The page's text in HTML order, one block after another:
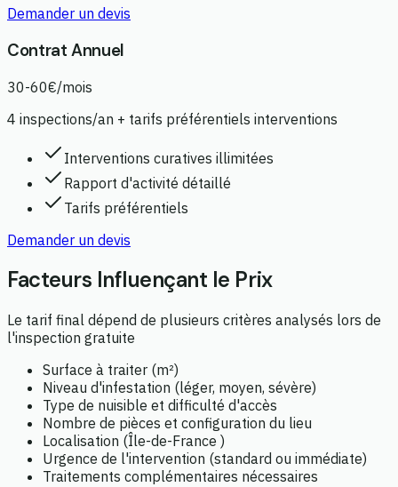
Demander un devis
Contrat Annuel
30-60€/mois
4 inspections/an + tarifs préférentiels interventions
Interventions curatives illimitées
Rapport d'activité détaillé
Tarifs préférentiels
Demander un devis
Facteurs Influençant le Prix
Le tarif final dépend de plusieurs critères analysés lors de
l'inspection gratuite
Surface à traiter (m²)
Niveau d'infestation (léger, moyen, sévère)
Type de nuisible et difficulté d'accès
Nombre de pièces et configuration du lieu
Localisation (Île-de-France )
Urgence de l'intervention (standard ou immédiate)
Traitements complémentaires nécessaires